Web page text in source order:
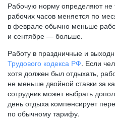
Рабочую норму определяют не
рабочих часов меняется по
в феврале обычно меньше
и сентябре — больше.
Работу в праздничные и
Трудового кодекса РФ. Если
хотя должен был отдыхать,
не меньше двойной ставки за
сотрудник может выбрать
день отдыха компенсирует
по обычному тарифу.